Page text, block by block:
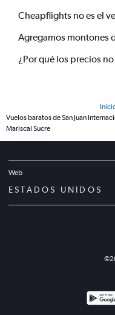
Cheapflights no es el
Agregamos montones
¿Por qué los precios
Vuelos baratos de San Juan
Mariscal Sucre
Web
ESTADOS UNIDOS
©